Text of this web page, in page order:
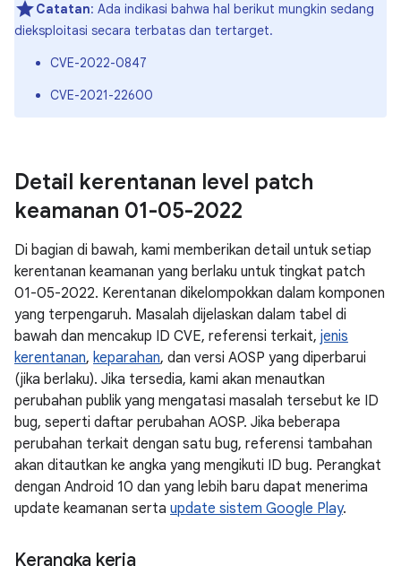
Catatan: Ada indikasi bahwa hal berikut mungkin sedang
dieksploitasi secara terbatas dan tertarget.
CVE-2022-0847
CVE-2021-22600
Detail kerentanan level patch
keamanan 01-05-2022
Di bagian di bawah, kami memberikan detail untuk setiap
kerentanan keamanan yang berlaku untuk tingkat patch
01-05-2022. Kerentanan dikelompokkan dalam komponen
yang terpengaruh. Masalah dijelaskan dalam tabel di
bawah dan mencakup ID CVE, referensi terkait, jenis
kerentanan, keparahan, dan versi AOSP yang diperbarui
(jika berlaku). Jika tersedia, kami akan menautkan
perubahan publik yang mengatasi masalah tersebut ke ID
bug, seperti daftar perubahan AOSP. Jika beberapa
perubahan terkait dengan satu bug, referensi tambahan
akan ditautkan ke angka yang mengikuti ID bug. Perangkat
dengan Android 10 dan yang lebih baru dapat menerima
update keamanan serta update sistem Google Play.
Kerangka kerja